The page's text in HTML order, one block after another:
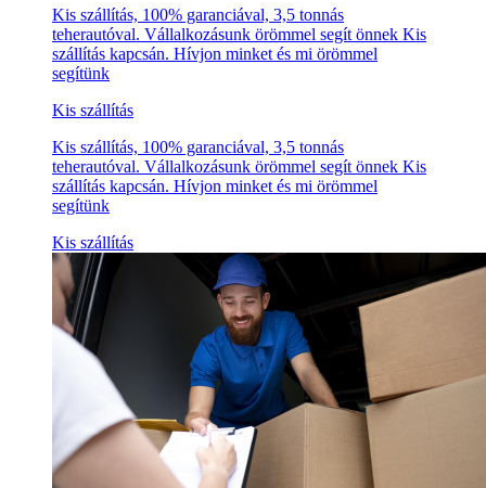
Kis szállítás, 100% garanciával, 3,5 tonnás
teherautóval. Vállalkozásunk örömmel segít önnek Kis
szállítás kapcsán. Hívjon minket és mi örömmel
segítünk
Kis szállítás
Kis szállítás, 100% garanciával, 3,5 tonnás
teherautóval. Vállalkozásunk örömmel segít önnek Kis
szállítás kapcsán. Hívjon minket és mi örömmel
segítünk
Kis szállítás